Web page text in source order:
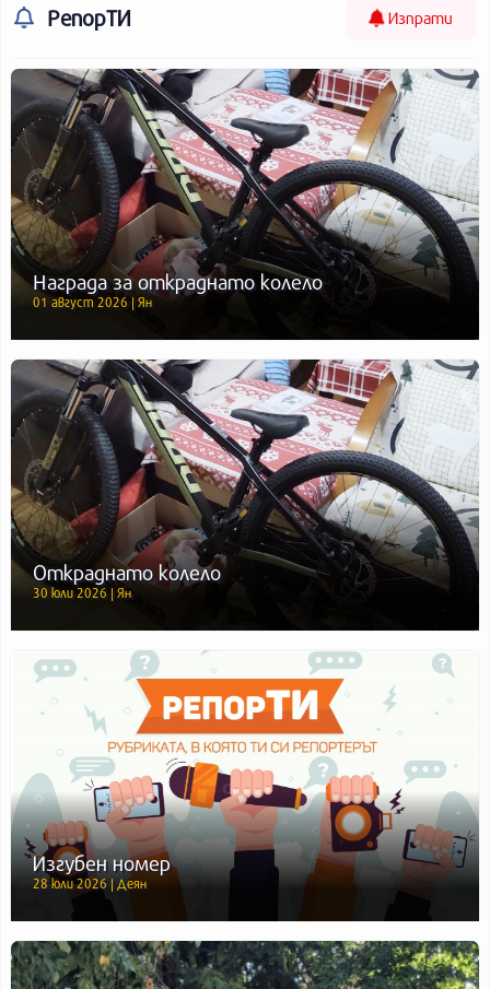
РепорТИ Изпрати
Награда за откраднато колело
01 август 2026 | Ян
Откраднато колело
30 юли 2026 | Ян
Изгубен номер
28 юли 2026 | Деян